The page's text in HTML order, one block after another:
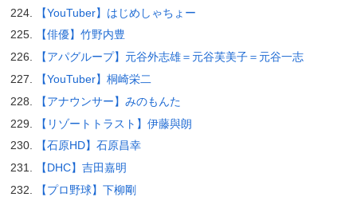
【YouTuber】はじめしゃちょー
【俳優】竹野内豊
【アパグループ】元谷外志雄＝元谷芙美子＝元谷一志
【YouTuber】桐崎栄二
【アナウンサー】みのもんた
【リゾートトラスト】伊藤與朗
【石原HD】石原昌幸
【DHC】吉田嘉明
【プロ野球】下柳剛